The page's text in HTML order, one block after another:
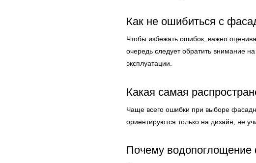
Как не ошибиться с
Чтобы избежать ошибок, важно
очередь следует обратить внимание
эксплуатации.
Какая самая
Чаще всего ошибки при выборе
ориентируются только на дизайн, не
Почему водопоглощение